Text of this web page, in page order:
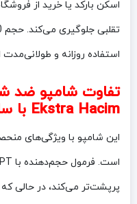
اسکن بارکد یا خرید از
استفاده روزانه و
تفاوت شامپو ضد
Ekstra Hacim با سایر محصولات مشابه
این شامپو با ویژگی‌های
پرپشت‌تر می‌کند، در حالی